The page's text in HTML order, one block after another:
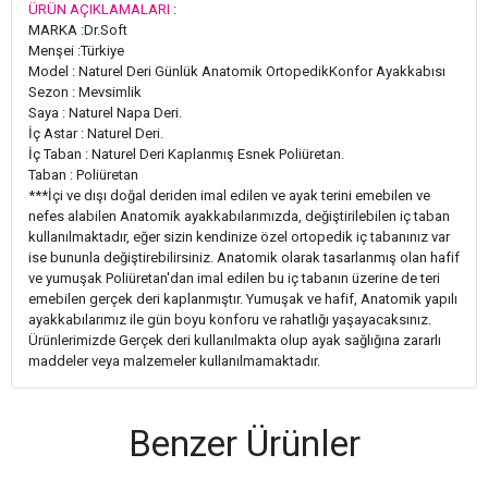
ÜRÜN AÇIKLAMALARI :
MARKA :Dr.Soft
Menşei :Türkiye
Model : Naturel Deri Günlük Anatomik OrtopedikKonfor Ayakkabısı
Sezon : Mevsimlik
Saya : Naturel Napa Deri.
İç Astar : Naturel Deri.
İç Taban : Naturel Deri Kaplanmış Esnek Poliüretan.
Taban : Poliüretan
***İçi ve dışı doğal deriden imal edilen ve ayak terini emebilen ve
nefes alabilen Anatomik ayakkabılarımızda, değiştirilebilen iç taban
kullanılmaktadır, eğer sizin kendinize özel ortopedik iç tabanınız var
ise bununla değiştirebilirsiniz. Anatomik olarak tasarlanmış olan hafif
ve yumuşak Poliüretan'dan imal edilen bu iç tabanın üzerine de teri
emebilen gerçek deri kaplanmıştır. Yumuşak ve hafif, Anatomik yapılı
ayakkabılarımız ile gün boyu konforu ve rahatlığı yaşayacaksınız.
Ürünlerimizde Gerçek deri kullanılmakta olup ayak sağlığına zararlı
maddeler veya malzemeler kullanılmamaktadır.
Benzer Ürünler